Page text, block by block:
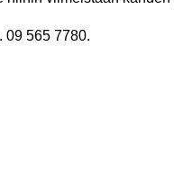
09 565 7780.